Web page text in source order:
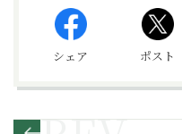
シェア ポスト